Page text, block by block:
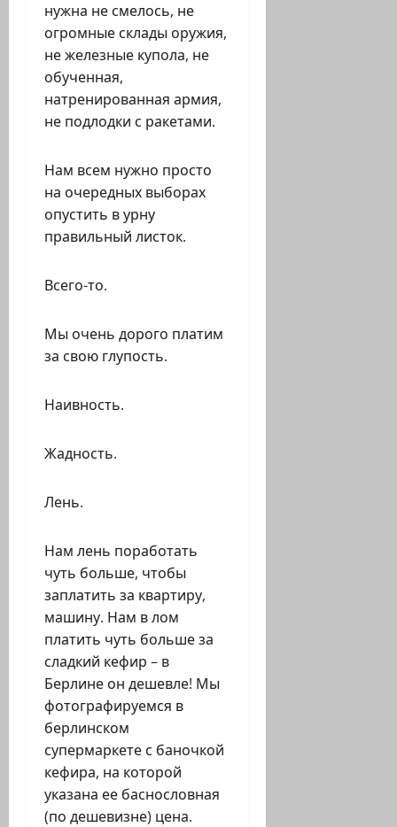
нужна не смелось, не
огромные склады оружия,
не железные купола, не
обученная,
натренированная армия,
не подлодки с ракетами.
Нам всем нужно просто
на очередных выборах
опустить в урну
правильный листок.
Всего-то.
Мы очень дорого платим
за свою глупость.
Наивность.
Жадность.
Лень.
Нам лень поработать
чуть больше, чтобы
заплатить за квартиру,
машину. Нам в лом
платить чуть больше за
сладкий кефир – в
Берлине он дешевле! Мы
фотографируемся в
берлинском
супермаркете с баночкой
кефира, на которой
указана ее баснословная
(по дешевизне) цена.